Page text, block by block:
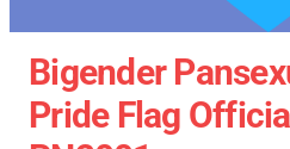
Bigender
Pride Flag